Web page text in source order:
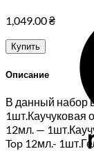
1,049.00₴
Купить
Описание
В данный набор
1шт.Каучуковая
12мл. —
Top 12мл.-